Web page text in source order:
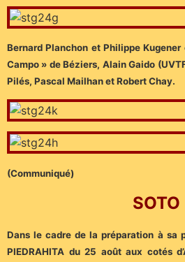
Bernard Planchon et Philippe
Campo » de Béziers, Alain Gaido
Pilés, Pascal Mailhan et Robert Chay.
(Communiqué)
SOTO
Dans le cadre de la préparation à sa
PIEDRAHITA du 25 août aux cotés